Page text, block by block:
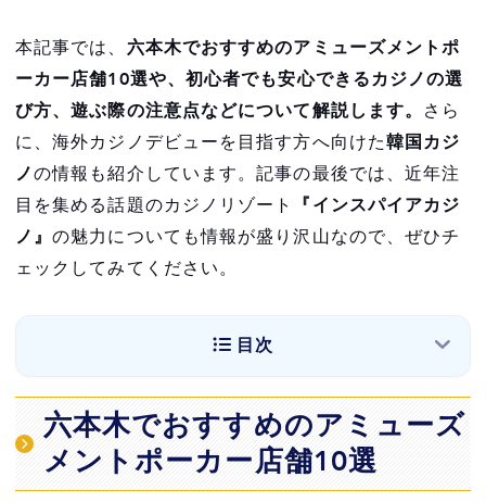
本記事では、 六本木でおすすめのアミューズメントポ
ーカー店舗10選や、初心者でも安心できるカジノの選
び方、遊ぶ際の注意点などについて解説します。 さら
に、海外カジノデビューを目指す方へ向けた韓国カジ
ノの情報も紹介しています。記事の最後では、近年注
目を集める話題のカジノリゾート
『インスパイアカジ
ノ』の魅力についても情報が盛り沢山なので、ぜひチ
ェックしてみてください。
目次
六本木でおすすめのアミューズメントポーカー
店舗10選
BLOW 六本木ゴールド
六本木でおすすめのアミューズ
メントポーカー店舗10選